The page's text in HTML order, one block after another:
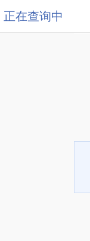
正在查询中